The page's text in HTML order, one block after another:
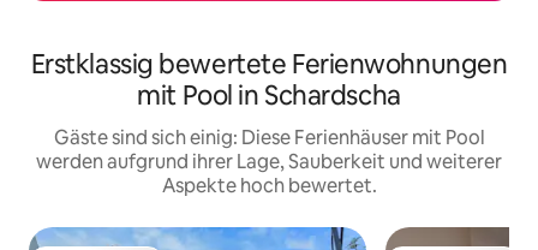
Erstklassig bewertete Ferienwohnungen
mit Pool in Schardscha
Gäste sind sich einig: Diese Ferienhäuser mit Pool
werden aufgrund ihrer Lage, Sauberkeit und weiterer
Aspekte hoch bewertet.